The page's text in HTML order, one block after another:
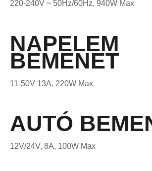
220-240V ~ 50Hz/60Hz, 940W Max
NAPELEM
BEMENET
11-50V 13A, 220W Max
AUTÓ
12V/24V, 8A, 100W Max